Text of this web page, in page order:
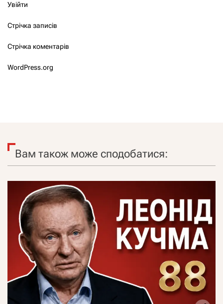
Увійти
Стрічка записів
Стрічка коментарів
WordPress.org
Вам також може сподобатися: